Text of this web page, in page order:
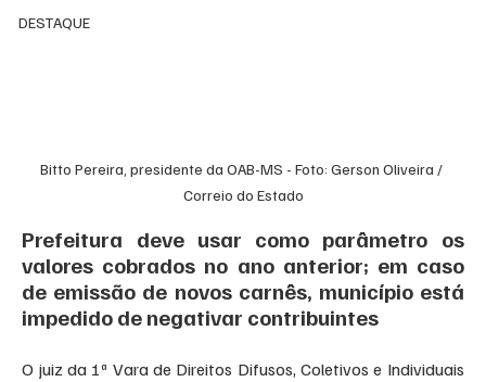
DESTAQUE
Bitto Pereira, presidente da OAB-MS - Foto: Gerson Oliveira /
Correio do Estado
Prefeitura deve usar como parâmetro os
valores cobrados no ano anterior; em caso
de emissão de novos carnês, município está
impedido de negativar contribuintes
O juiz da 1ª Vara de Direitos Difusos, Coletivos e Individuais